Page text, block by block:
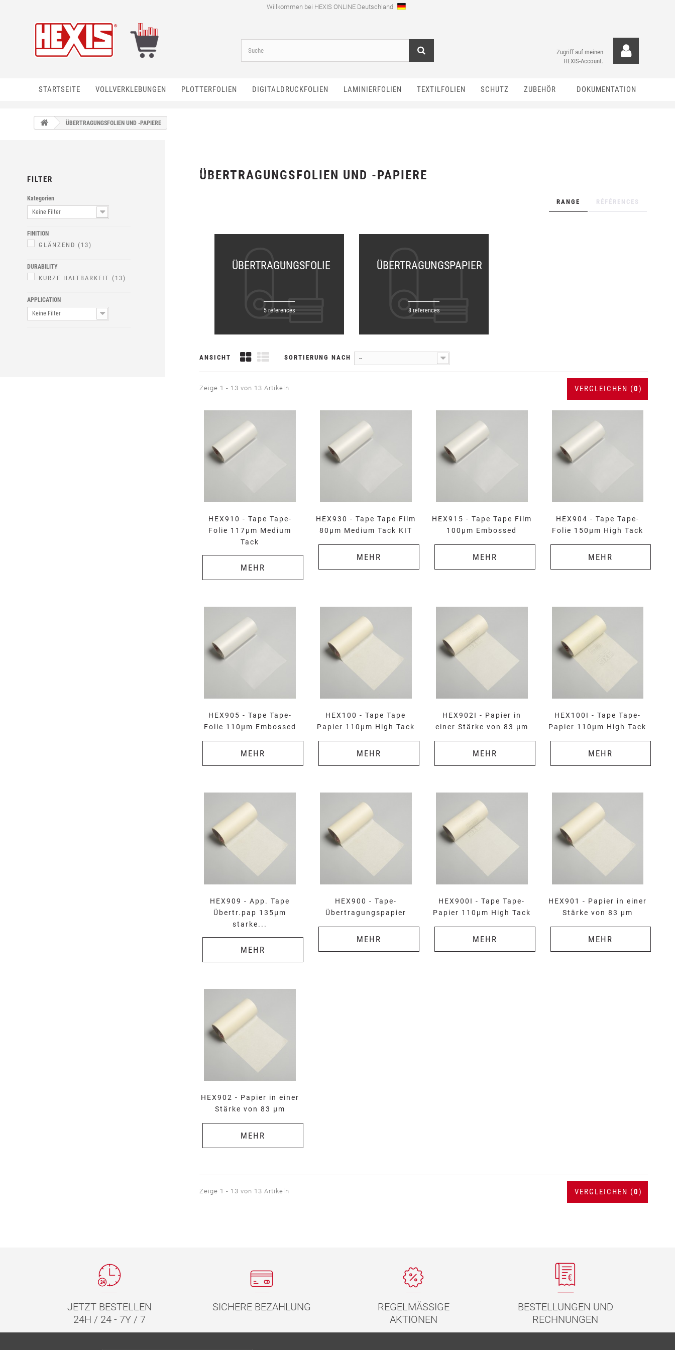
Willkommen bei HEXIS ONLINE Deutschland
Zugriff auf meinen
HEXIS-Account.
STARTSEITE VOLLVERKLEBUNGEN PLOTTERFOLIEN DIGITALDRUCKFOLIEN LAMINIERFOLIEN TEXTILFOLIEN SCHUTZ ZUBEHÖR DOKUMENTATION
ÜBERTRAGUNGSFOLIEN UND -PAPIERE
FILTER
Kategorien
Keine Filter
FINITION
GLÄNZEND (13)
DURABILITY
KURZE HALTBARKEIT (13)
APPLICATION
Keine Filter
ÜBERTRAGUNGSFOLIEN UND -PAPIERE
RÉFÉRENCES
RANGE
ÜBERTRAGUNGSFOLIE
5 references
ÜBERTRAGUNGSPAPIER
8 references
ANSICHT SORTIERUNG NACH --
VERGLEICHEN (0)
Zeige 1 - 13 von 13 Artikeln
HEX910 - Tape Tape-
Folie 117µm Medium
Tack
MEHR
HEX930 - Tape Tape Film
80µm Medium Tack KIT
MEHR
HEX915 - Tape Tape Film
100µm Embossed
MEHR
HEX904 - Tape Tape-
Folie 150µm High Tack
MEHR
HEX905 - Tape Tape-
Folie 110µm Embossed
MEHR
HEX100 - Tape Tape
Papier 110µm High Tack
MEHR
HEX902I - Papier in
einer Stärke von 83 µm
MEHR
HEX100I - Tape Tape-
Papier 110µm High Tack
MEHR
HEX909 - App. Tape
Übertr.pap 135µm
starke...
MEHR
HEX900 - Tape-
Übertragungspapier
MEHR
HEX900I - Tape Tape-
Papier 110µm High Tack
MEHR
HEX901 - Papier in einer
Stärke von 83 µm
MEHR
HEX902 - Papier in einer
Stärke von 83 µm
MEHR
VERGLEICHEN (0)
Zeige 1 - 13 von 13 Artikeln
JETZT BESTELLEN
24H / 24 - 7Y / 7
SICHERE BEZAHLUNG
REGELMÄSSIGE
AKTIONEN
BESTELLUNGEN UND
RECHNUNGEN